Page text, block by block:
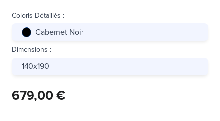
Coloris Détaillés :
Cabernet Noir
Dimensions :
140x190
679,00 €